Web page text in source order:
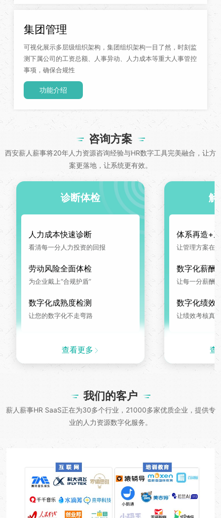
集团管理
可视化展示多层级组织架构，集团组织架构一目了然，时刻监
测下属公司的工资总额、人事异动、人力成本等重大人事管控
事项，确保合规性
功能介绍
咨询方案
西安薪人薪事将20年人力资源咨询经验与HR数字工具完美融合，让方
案更落地，让系统更有效。
诊断体检
人力成本快速诊断
看清每一分人力投资的回报
劳动风险全面体检
为企业戴上“合规护盾”
数字化成熟度检测
让您的数字化不走弯路
查看更多
解
体系再造+
让管理方案在
数字化薪酬
让每一分薪酬
数字化绩效
让绩效考核真
查
我们的客户
薪人薪事HR SaaS正在为30多个行业，21000多家优质企业，提供专
业的人力资源数字化服务。